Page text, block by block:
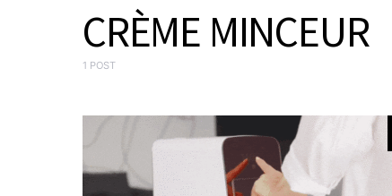
CRÈME MINCEUR
1 POST